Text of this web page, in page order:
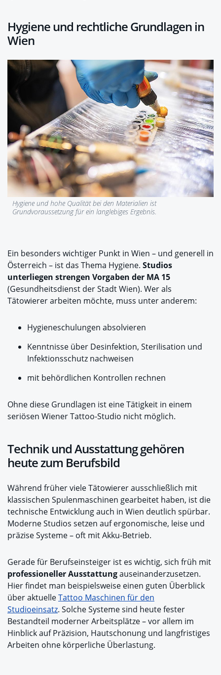
Hygiene und rechtliche Grundlagen in
Wien
Hygiene und hohe Qualität bei den Materialien ist
Grundvoraussetzung für ein langlebiges Ergebnis.
Ein besonders wichtiger Punkt in Wien – und generell in
Österreich – ist das Thema Hygiene. Studios
unterliegen strengen Vorgaben der MA 15
(Gesundheitsdienst der Stadt Wien). Wer als
Tätowierer arbeiten möchte, muss unter anderem:
Hygieneschulungen absolvieren
Kenntnisse über Desinfektion, Sterilisation und
Infektionsschutz nachweisen
mit behördlichen Kontrollen rechnen
Ohne diese Grundlagen ist eine Tätigkeit in einem
seriösen Wiener Tattoo-Studio nicht möglich.
Technik und Ausstattung gehören
heute zum Berufsbild
Während früher viele Tätowierer ausschließlich mit
klassischen Spulenmaschinen gearbeitet haben, ist die
technische Entwicklung auch in Wien deutlich spürbar.
Moderne Studios setzen auf ergonomische, leise und
präzise Systeme – oft mit Akku-Betrieb.
Gerade für Berufseinsteiger ist es wichtig, sich früh mit
professioneller Ausstattungauseinanderzusetzen.
Hier findet man beispielsweise einen guten Überblick
über aktuelleTattoo Maschinen für den
Studioeinsatz. Solche Systeme sind heute fester
Bestandteil moderner Arbeitsplätze – vor allem im
Hinblick auf Präzision, Hautschonung und langfristiges
Arbeiten ohne körperliche Überlastung.